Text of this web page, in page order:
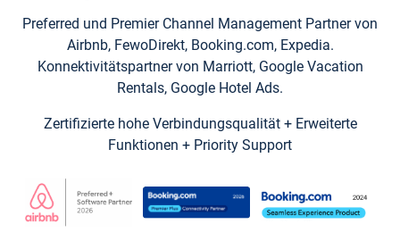
Preferred und Premier Channel Management Partner von
Airbnb, FewoDirekt, Booking.com, Expedia.
Konnektivitätspartner von Marriott, Google Vacation
Rentals, Google Hotel Ads.
Zertifizierte hohe Verbindungsqualität + Erweiterte
Funktionen + Priority Support